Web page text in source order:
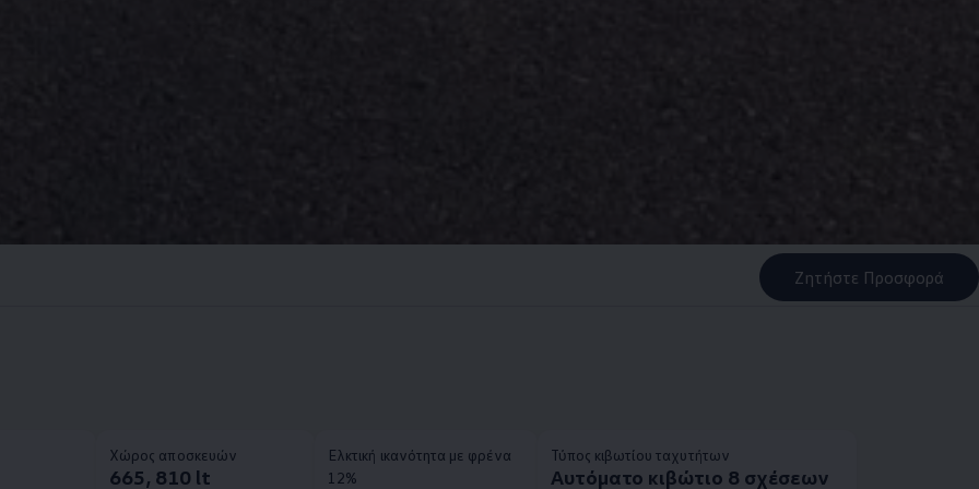
Ζητήστε Προσφορά
Χώρος αποσκευών
665, 810 lt
Ελκτική ικανότητα με φρένα
12%
Τύπος κιβωτίου ταχυτήτων
Αυτόματο κιβώτιο 8 σχέσεων